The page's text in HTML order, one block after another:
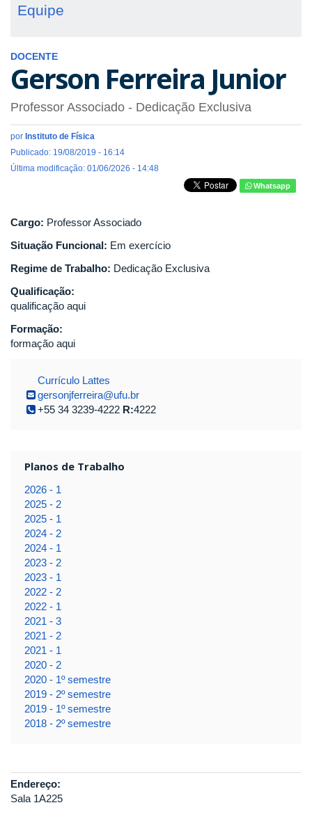
Equipe
DOCENTE
Gerson Ferreira Junior
Professor Associado - Dedicação Exclusiva
por Instituto de Física
Publicado: 19/08/2019 - 16:14
Última modificação: 01/06/2026 - 14:48
Whatsapp
Cargo: Professor Associado
Situação Funcional: Em exercício
Regime de Trabalho: Dedicação Exclusiva
Qualificação:
qualificação aqui
Formação:
formação aqui
Currículo Lattes
gersonjferreira@ufu.br
+55 34 3239-4222 R:4222
Planos de Trabalho
2026 - 1
2025 - 2
2025 - 1
2024 - 2
2024 - 1
2023 - 2
2023 - 1
2022 - 2
2022 - 1
2021 - 3
2021 - 2
2021 - 1
2020 - 2
2020 - 1º semestre
2019 - 2º semestre
2019 - 1º semestre
2018 - 2º semestre
Endereço:
Sala 1A225